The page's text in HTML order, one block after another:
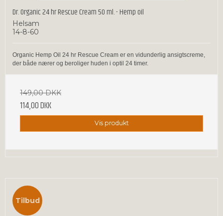
Dr. Organic 24 hr Rescue Cream 50 ml. - Hemp oil
Helsam
14-8-60
Organic Hemp Oil 24 hr Rescue Cream er en vidunderlig ansigtscreme,
der både nærer og beroliger huden i optil 24 timer.
149,00 DKK
114,00 DKK
Vis produkt
Tilbud